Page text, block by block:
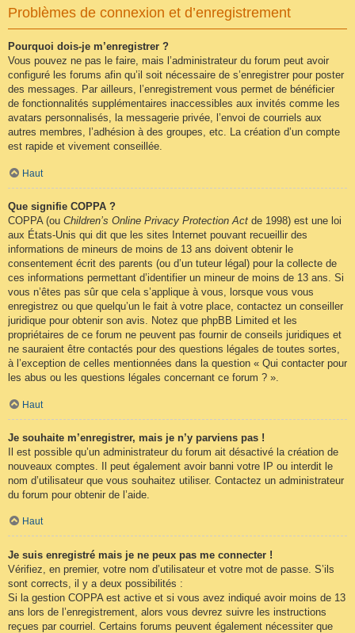
Problèmes de connexion et d’enregistrement
Pourquoi dois-je m’enregistrer ?
Vous pouvez ne pas le faire, mais l’administrateur du forum peut avoir
configuré les forums afin qu’il soit nécessaire de s’enregistrer pour poster
des messages. Par ailleurs, l’enregistrement vous permet de bénéficier
de fonctionnalités supplémentaires inaccessibles aux invités comme les
avatars personnalisés, la messagerie privée, l’envoi de courriels aux
autres membres, l’adhésion à des groupes, etc. La création d’un compte
est rapide et vivement conseillée.
Haut
Que signifie COPPA ?
COPPA (ou Children’s Online Privacy Protection Act de 1998) est une loi
aux États-Unis qui dit que les sites Internet pouvant recueillir des
informations de mineurs de moins de 13 ans doivent obtenir le
consentement écrit des parents (ou d’un tuteur légal) pour la collecte de
ces informations permettant d’identifier un mineur de moins de 13 ans. Si
vous n’êtes pas sûr que cela s’applique à vous, lorsque vous vous
enregistrez ou que quelqu’un le fait à votre place, contactez un conseiller
juridique pour obtenir son avis. Notez que phpBB Limited et les
propriétaires de ce forum ne peuvent pas fournir de conseils juridiques et
ne sauraient être contactés pour des questions légales de toutes sortes,
à l’exception de celles mentionnées dans la question « Qui contacter pour
les abus ou les questions légales concernant ce forum ? ».
Haut
Je souhaite m’enregistrer, mais je n’y parviens pas !
Il est possible qu’un administrateur du forum ait désactivé la création de
nouveaux comptes. Il peut également avoir banni votre IP ou interdit le
nom d’utilisateur que vous souhaitez utiliser. Contactez un administrateur
du forum pour obtenir de l’aide.
Haut
Je suis enregistré mais je ne peux pas me connecter !
Vérifiez, en premier, votre nom d’utilisateur et votre mot de passe. S’ils
sont corrects, il y a deux possibilités :
Si la gestion COPPA est active et si vous avez indiqué avoir moins de 13
ans lors de l’enregistrement, alors vous devrez suivre les instructions
reçues par courriel. Certains forums peuvent également nécessiter que